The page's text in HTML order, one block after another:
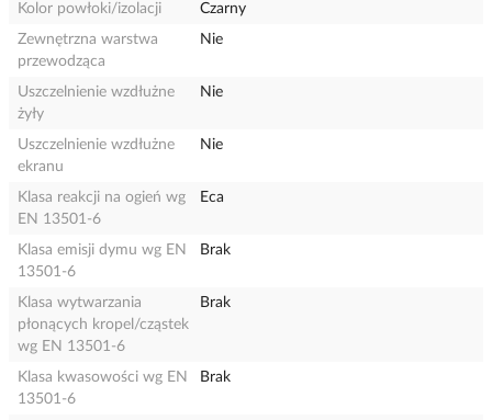
Kolor powłoki/izolacji
Czarny
Zewnętrzna warstwa
przewodząca
Nie
Uszczelnienie wzdłużne
żyły
Nie
Uszczelnienie wzdłużne
ekranu
Nie
Klasa reakcji na ogień wg
EN 13501-6
Eca
Klasa emisji dymu wg EN
13501-6
Brak
Klasa wytwarzania
płonących kropel/cząstek
wg EN 13501-6
Brak
Klasa kwasowości wg EN
13501-6
Brak